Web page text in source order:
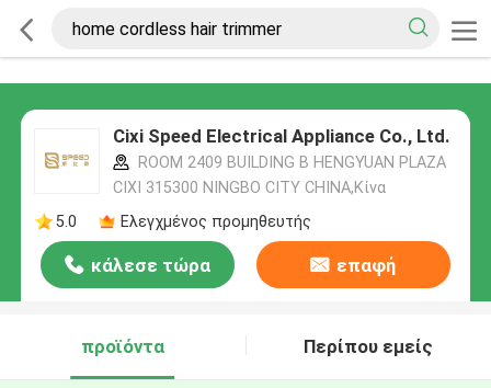
Cixi Speed Electrical Appliance Co., Ltd.
ROOM 2409 BUILDING B HENGYUAN PLAZA
CIXI 315300 NINGBO CITY CHINA,Κίνα
5.0
Ελεγχμένος προμηθευτής
κάλεσε τώρα επαφή
προϊόντα Περίπου εμείς